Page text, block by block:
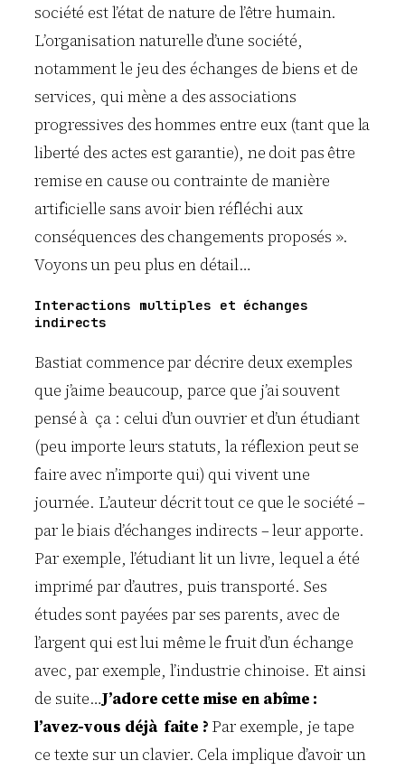
société est l’état de nature de l’être humain.
L’organisation naturelle d’une société,
notamment le jeu des échanges de biens et de
services, qui mène a des associations
progressives des hommes entre eux (tant que la
liberté des actes est garantie), ne doit pas être
remise en cause ou contrainte de manière
artificielle sans avoir bien réfléchi aux
conséquences des changements proposés ».
Voyons un peu plus en détail…
Interactions multiples et échanges
indirects
Bastiat commence par décrire deux exemples
que j’aime beaucoup, parce que j’ai souvent
pensé à ça : celui d’un ouvrier et d’un étudiant
(peu importe leurs statuts, la réflexion peut se
faire avec n’importe qui) qui vivent une
journée. L’auteur décrit tout ce que le société –
par le biais d’échanges indirects – leur apporte.
Par exemple, l’étudiant lit un livre, lequel a été
imprimé par d’autres, puis transporté. Ses
études sont payées par ses parents, avec de
l’argent qui est lui même le fruit d’un échange
avec, par exemple, l’industrie chinoise. Et ainsi
de suite…J’adore cette mise en abîme :
l’avez-vous déjà faite ? Par exemple, je tape
ce texte sur un clavier. Cela implique d’avoir un